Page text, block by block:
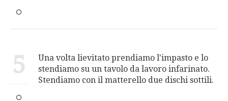
5
Una volta lievitato prendiamo l'impasto e lo
stendiamo su un tavolo da lavoro infarinato.
Stendiamo con il matterello due dischi sottili.